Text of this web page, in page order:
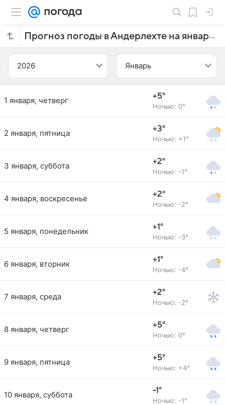
Прогноз погоды в Андерлехте на январь 2026 года
2026 Январь
1 января, четверг +5°
Ночью: 0°
2 января, пятница +3°
Ночью: +1°
3 января, суббота +2°
Ночью: -1°
4 января, воскресенье +2°
Ночью: -2°
5 января, понедельник +1°
Ночью: -3°
6 января, вторник +1°
Ночью: -4°
7 января, среда +2°
Ночью: -2°
8 января, четверг +5°
Ночью: 0°
9 января, пятница +5°
Ночью: +4°
10 января, суббота -1°
Ночью: -1°